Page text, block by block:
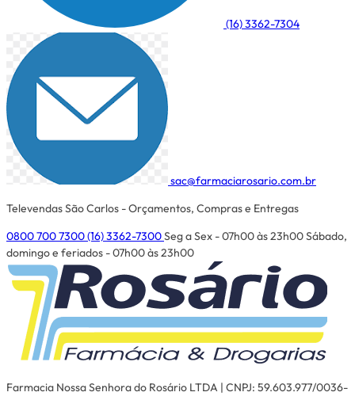
(16) 3362-7304
sac@farmaciarosario.com.br
Televendas São Carlos - Orçamentos, Compras e Entregas
0800 700 7300(16) 3362-7300Seg a Sex - 07h00 às 23h00Sábado,
domingo e feriados - 07h00 às 23h00
Farmacia Nossa Senhora do Rosário LTDA | CNPJ: 59.603.977/0036-